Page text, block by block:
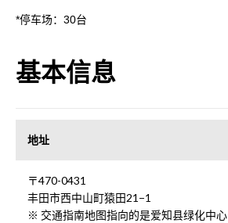
*停车场：30台
基本信息
地址
〒470-0431
丰田市西中山町猿田21−1
※ 交通指南地图指向的是爱知县绿化中心